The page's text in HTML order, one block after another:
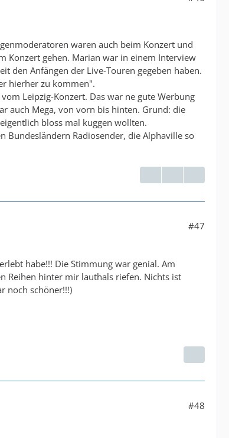
waren auch beim Konzert und
Konzert gehen. Marian war in einem Interview
den Anfängen der Live-Touren gegeben haben.
hierher zu kommen".
Leipzig-Konzert. Das war ne gute Werbung
auch Mega, von vorn bis hinten. Grund: die
bloss mal kuggen wollten.
Bundesländern Radiosender, die Alphaville so
#47
habe!!! Die Stimmung war genial. Am
Reihen hinter mir lauthals riefen. Nichts ist
noch schöner!!!)
#48